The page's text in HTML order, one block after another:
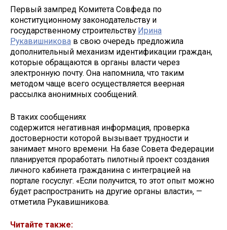
Первый зампред Комитета Совфеда по
конституционному законодательству и
государственному строительству Ирина
Рукавишникова в свою очередь предложила
дополнительный механизм идентификации граждан,
которые обращаются в органы власти через
электронную почту. Она напомнила, что таким
методом чаще всего осуществляется веерная
рассылка анонимных сообщений.
В таких сообщениях
содержится негативная информация, проверка
достоверности которой вызывает трудности и
занимает много времени. На базе Совета Федерации
планируется проработать пилотный проект создания
личного кабинета гражданина с интеграцией на
портале госуслуг. «Если получится, то этот опыт можно
будет распространить на другие органы власти», —
отметила Рукавишникова.
Читайте также: